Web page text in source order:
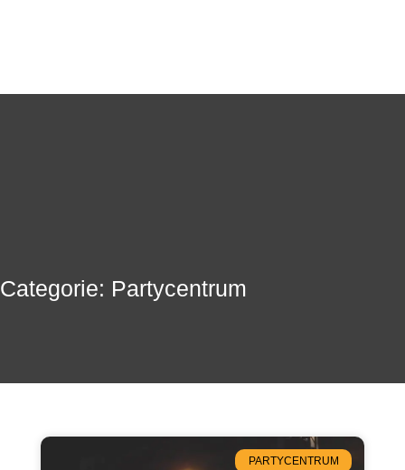
Categorie: Partycentrum
PARTYCENTRUM